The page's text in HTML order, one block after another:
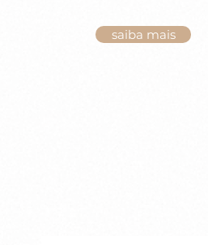
saiba mais